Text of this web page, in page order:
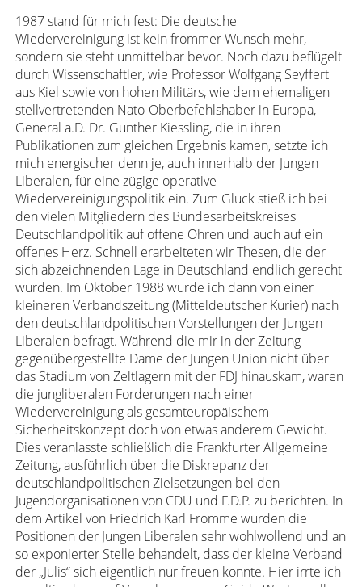
1987 stand für mich fest: Die deutsche
Wiedervereinigung ist kein frommer Wunsch mehr,
sondern sie steht unmittelbar bevor. Noch dazu beflügelt
durch Wissenschaftler, wie Professor Wolfgang Seyffert
aus Kiel sowie von hohen Militärs, wie dem ehemaligen
stellvertretenden Nato-Oberbefehlshaber in Europa,
General a.D. Dr. Günther Kiessling, die in ihren
Publikationen zum gleichen Ergebnis kamen, setzte ich
mich energischer denn je, auch innerhalb der Jungen
Liberalen, für eine zügige operative
Wiedervereinigungspolitik ein. Zum Glück stieß ich bei
den vielen Mitgliedern des Bundesarbeitskreises
Deutschlandpolitik auf offene Ohren und auch auf ein
offenes Herz. Schnell erarbeiteten wir Thesen, die der
sich abzeichnenden Lage in Deutschland endlich gerecht
wurden. Im Oktober 1988 wurde ich dann von einer
kleineren Verbandszeitung (Mitteldeutscher Kurier) nach
den deutschlandpolitischen Vorstellungen der Jungen
Liberalen befragt. Während die mir in der Zeitung
gegenübergestellte Dame der Jungen Union nicht über
das Stadium von Zeltlagern mit der FDJ hinauskam, waren
die jungliberalen Forderungen nach einer
Wiedervereinigung als gesamteuropäischem
Sicherheitskonzept doch von etwas anderem Gewicht.
Dies veranlasste schließlich die Frankfurter Allgemeine
Zeitung, ausführlich über die Diskrepanz der
deutschlandpolitischen Zielsetzungen bei den
Jugendorganisationen von CDU und F.D.P. zu berichten. In
dem Artikel von Friedrich Karl Fromme wurden die
Positionen der Jungen Liberalen sehr wohlwollend und an
so exponierter Stelle behandelt, dass der kleine Verband
der „Julis“ sich eigentlich nur freuen konnte. Hier irrte ich